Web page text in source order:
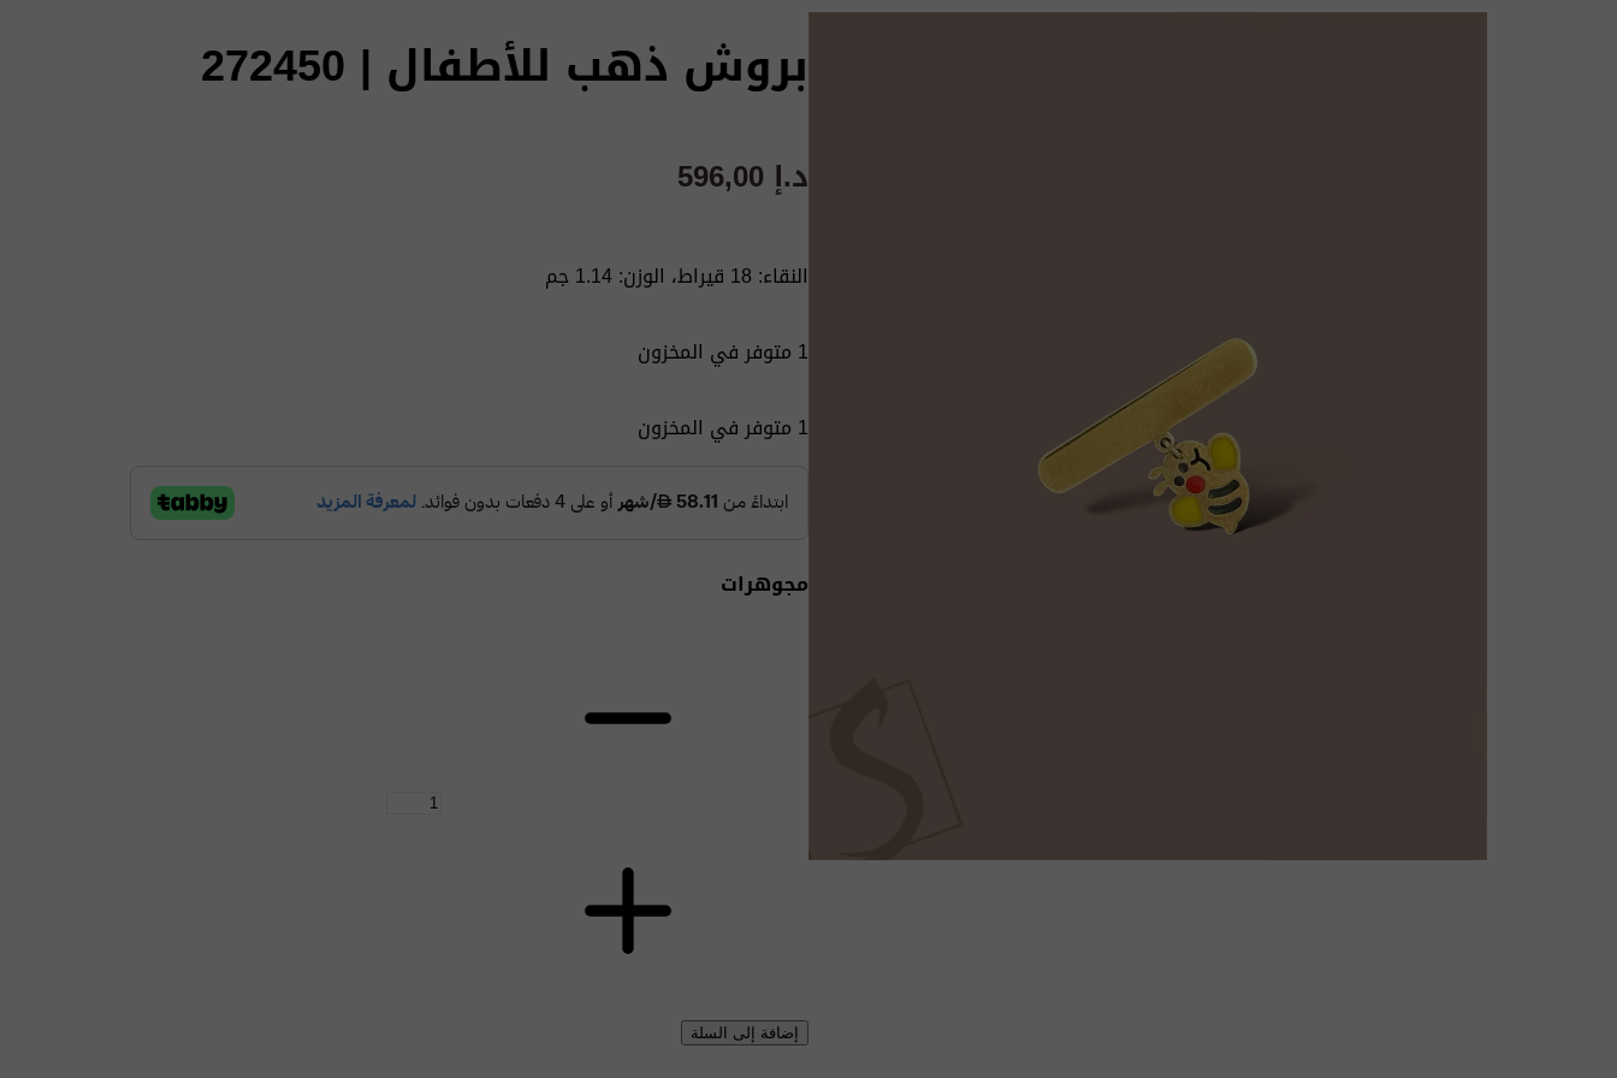
بروش ذهب للأطفال | 272450
د.إ
النقاء: 18 قيراط، الوزن: 1.14 جم
1 متوفر في المخزون
1 متوفر في المخزون
مجوهرات
إضافة إلى السلة